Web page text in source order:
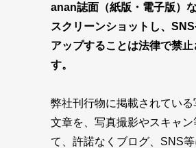
anan誌面（紙版・電子版）
スクリーンショットし、
アップすることは法律で禁止
す。
弊社刊行物に掲載されてい
文章を、写真撮影やスキャン
て、許諾なくブログ、SNS等